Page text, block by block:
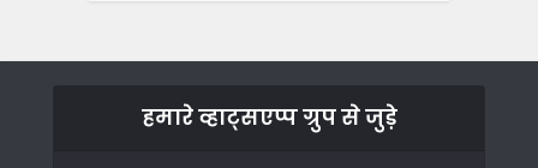
हमारे व्हाट्सएप्प ग्रुप से जुड़े